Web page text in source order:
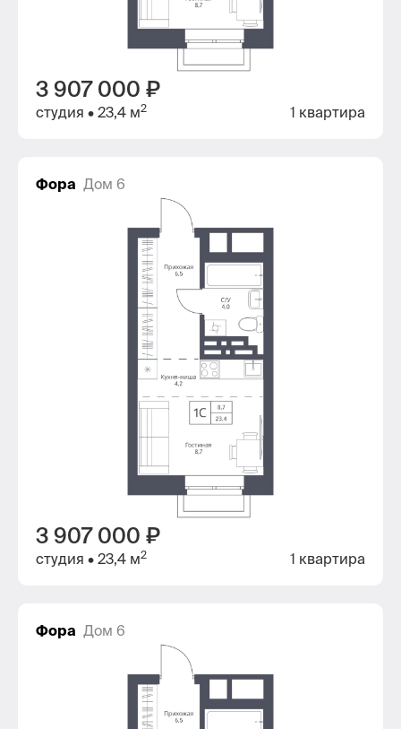
3 907 000 ₽
1 квартира
студия • 23,4 м2
Фора Дом 6
3 907 000 ₽
1 квартира
студия • 23,4 м2
Фора Дом 6